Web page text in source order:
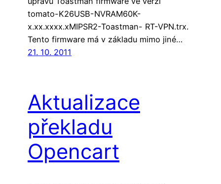
tomato-K26USB-NVRAM60K-
x.xx.xxxx.xMIPSR2-Toastman- RT-VPN.trx.
Tento firmware má v základu mimo jiné…
21. 10. 2011
Aktualizace
překladu
Opencart